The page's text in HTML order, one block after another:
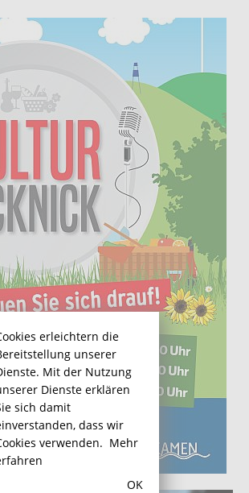
erleichtern die
unserer
Mit der Nutzung
Dienste erklären
sich damit
dass wir
verwenden. Mehr
OK